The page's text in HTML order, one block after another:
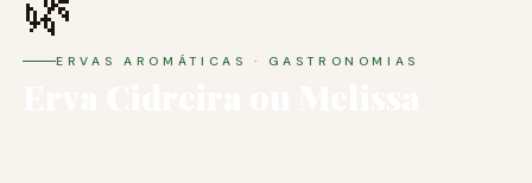
ERVAS AROMÁTICAS · GASTRONOMIAS